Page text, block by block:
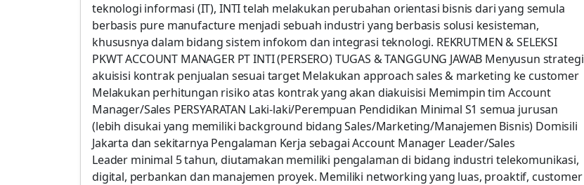
teknologi informasi (IT), INTI telah melakukan perubahan orientasi bisnis dari yang semula
berbasis pure manufacture menjadi sebuah industri yang berbasis solusi kesisteman,
khususnya dalam bidang sistem infokom dan integrasi teknologi. REKRUTMEN & SELEKSI
PKWT ACCOUNT MANAGER PT INTI (PERSERO) TUGAS & TANGGUNG JAWAB Menyusun strategi
akuisisi kontrak penjualan sesuai target Melakukan approach sales & marketing ke customer
Melakukan perhitungan risiko atas kontrak yang akan diakuisisi Memimpin tim Account
Manager/Sales PERSYARATAN Laki-laki/Perempuan Pendidikan Minimal S1 semua jurusan
(lebih disukai yang memiliki background bidang Sales/Marketing/Manajemen Bisnis) Domisili
Jakarta dan sekitarnya Pengalaman Kerja sebagai Account Manager Leader/Sales
Leader minimal 5 tahun, diutamakan memiliki pengalaman di bidang industri telekomunikasi,
digital, perbankan dan manajemen proyek. Memiliki networking yang luas, proaktif, customer